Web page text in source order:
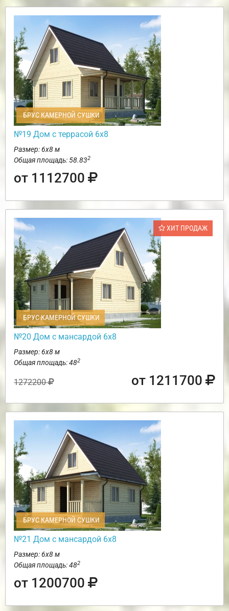
БРУС КАМЕРНОЙ СУШКИ
№19 Дом с террасой 6х8
Размер: 6х8 м
Общая площадь: 58.832
от 1112700
ХИТ ПРОДАЖ
БРУС КАМЕРНОЙ СУШКИ
№20 Дом с мансардой 6х8
Размер: 6х8 м
Общая площадь: 482
1272200 от 1211700
БРУС КАМЕРНОЙ СУШКИ
№21 Дом с мансардой 6х8
Размер: 6х8 м
Общая площадь: 482
от 1200700